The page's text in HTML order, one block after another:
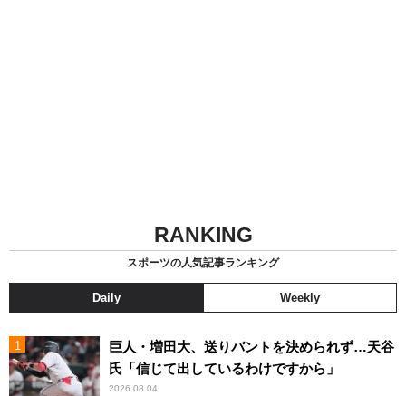
RANKING
スポーツの人気記事ランキング
Daily Weekly
巨人・増田大、送りバントを決められず…天谷
氏「信じて出しているわけですから」
2026.08.04